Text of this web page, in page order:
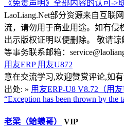
《免责声明》全部内容的认可->
LaoLiang.Net部分资源来自互联
流，请勿用于商业用途。如有侵
出示版权证明以便删除。 敬请
等事务联系邮箱：
用友ERP 用友U872
意在交流学习,欢迎赞赏评论,如
出处: » 用友ERP-U8 V8.72（用
“Exception has been thrown by the
老梁（蛤蟆哥） VIP